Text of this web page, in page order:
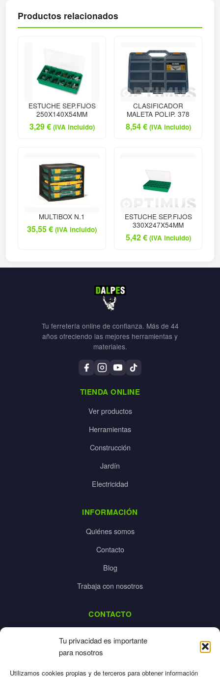
Tu privacidad es importante
para nosotros
Utilizamos cookies propias y de terceros para obtener información
Productos relacionados
ESTUCHE SEP.FIJOS
250X140X54MM
3,29€ (IVA incluido)
CLASIFICADOR
MALETA POLIP. 378
8,54€ (IVA incluido)
MULTIBOX N.1
35,55€ (IVA incluido)
ESTUCHE SEP.FIJOS
330X247X54MM
5,42€ (IVA incluido)
Tu ferretería online de confianza. Más de 44
años ofreciendo las mejores herramientas y
materiales.
TIENDA ONLINE
Ver productos
Herramientas
Construcción
Jardín
Electricidad
INFORMACIÓN
Quiénes somos
Contacto
Blog
Trabaja con nosotros
CONTACTO
925 532 213